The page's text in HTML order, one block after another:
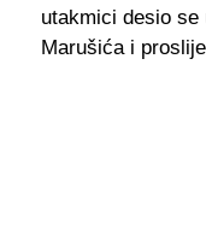
utakmici desio se
Marušića i